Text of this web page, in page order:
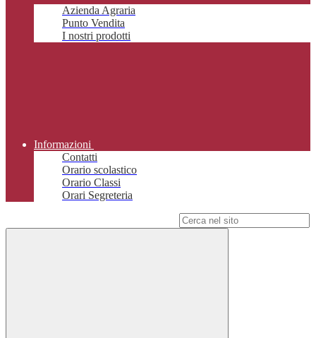
Azienda Agraria
Punto Vendita
I nostri prodotti
Informazioni
Contatti
Orario scolastico
Orario Classi
Orari Segreteria